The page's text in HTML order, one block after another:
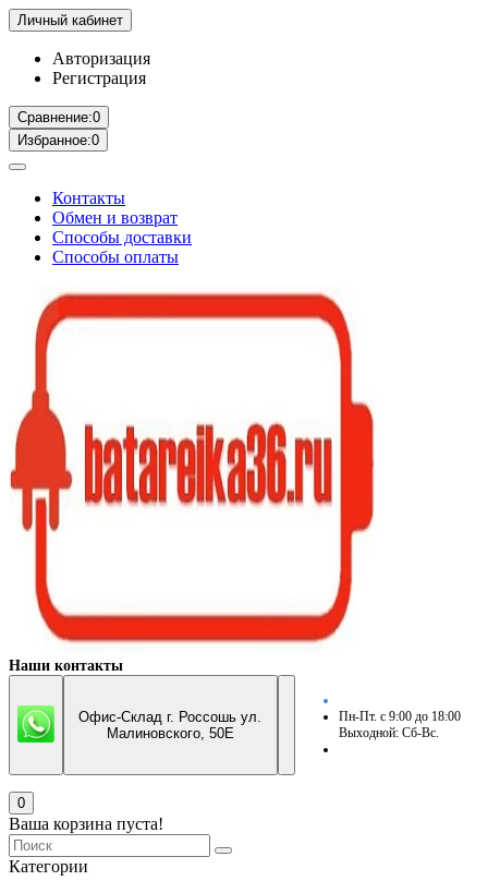
Личный кабинет
Авторизация
Регистрация
Сравнение:0
Избранное:0
Контакты
Обмен и возврат
Способы доставки
Способы оплаты
Наши контакты
Офис-Склад г. Россошь ул.
Малиновского, 50Е
Пн-Пт. с 9:00 до 18:00
Выходной: Сб-Вс.
0
Ваша корзина пуста!
Категории